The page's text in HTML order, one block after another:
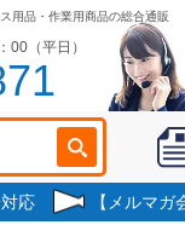
用品・作業用商品の総合通販
（平日）
応 【メルマ